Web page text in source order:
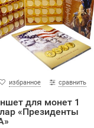
избранное сравнить
для монет 1
«Президенты